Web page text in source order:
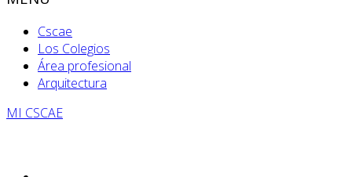
Cscae
Los Colegios
Área profesional
Arquitectura
MI CSCAE